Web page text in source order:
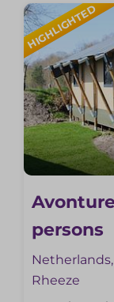
HIGHLIGHTED
persons
Rheeze